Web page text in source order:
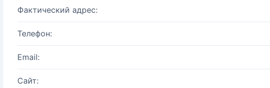
Фактический адрес:
Телефон:
Email:
Сайт: